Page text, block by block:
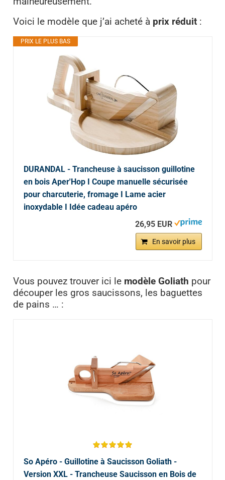
Voici le modèle que j’ai acheté à prix réduit:
PRIX LE PLUS BAS
DURANDAL - Trancheuse à saucisson guillotine
en bois Aper'Hop I Coupe manuelle sécurisée
pour charcuterie, fromage I Lame acier
inoxydable I Idée cadeau apéro
26,95 EUR
En savoir plus
Vous pouvez trouver ici le modèle Goliath pour
découper les gros saucissons, les baguettes
de pains … :
So Apéro - Guillotine à Saucisson Goliath -
Version XXL - Trancheuse Saucisson en Bois de